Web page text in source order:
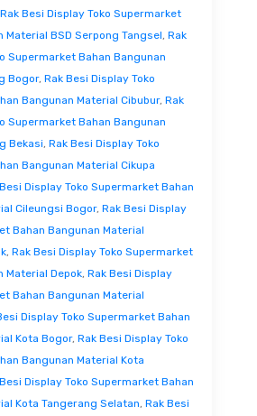
Rak Besi Display Toko Supermarket
Material BSD Serpong Tangsel, Rak
Supermarket Bahan Bangunan
Bogor, Rak Besi Display Toko
Bangunan Material Cibubur, Rak
Supermarket Bahan Bangunan
Bekasi, Rak Besi Display Toko
Bangunan Material Cikupa
Display Toko Supermarket Bahan
Cileungsi Bogor, Rak Besi Display
Bahan Bangunan Material
, Rak Besi Display Toko Supermarket
Material Depok, Rak Besi Display
Bahan Bangunan Material
Display Toko Supermarket Bahan
Kota Bogor, Rak Besi Display Toko
Bangunan Material Kota
Display Toko Supermarket Bahan
Kota Tangerang Selatan, Rak Besi